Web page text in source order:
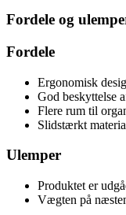
Fordele og
Fordele
Ergonomisk
God beskyttelse
Flere rum til
Slidstærkt
Ulemper
Produktet er
Vægten på